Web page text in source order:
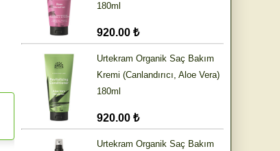
180ml
920.00 ₺
Urtekram Organik Saç Bakım
Kremi (Canlandırıcı, Aloe Vera)
180ml
920.00 ₺
Urtekram Organik Saç Bakım